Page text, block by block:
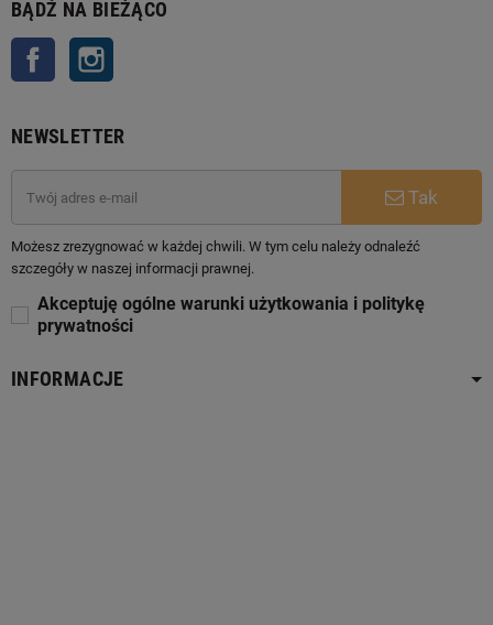
BĄDŹ NA BIEŻĄCO
Facebook
NEWSLETTER
Tak
Możesz zrezygnować w każdej chwili. W tym celu należy odnaleźć
szczegóły w naszej informacji prawnej.
Akceptuję ogólne warunki użytkowania i politykę
prywatności
INFORMACJE